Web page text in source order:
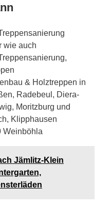
wie auch
& Holztreppen in
Radebeul, Diera-
Moritzburg und
Klipphausen
Weinböhla
Jämlitz-Klein